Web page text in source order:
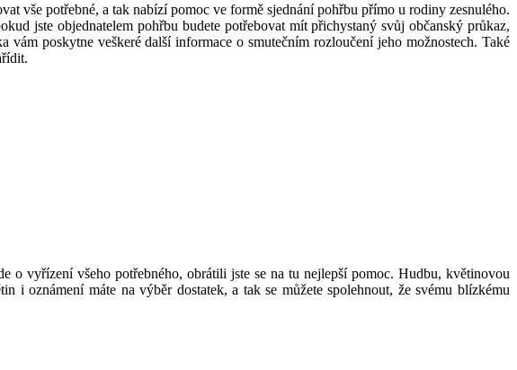
vše potřebné, a tak nabízí pomoc ve formě sjednání pohřbu přímo u rodiny zesnulého.
jste objednatelem pohřbu budete potřebovat mít přichystaný svůj občanský průkaz,
poskytne veškeré další informace o smutečním rozloučení jeho možnostech. Také
o vyřízení všeho potřebného, obrátili jste se na tu nejlepší pomoc. Hudbu, květinovou
oznámení máte na výběr dostatek, a tak se můžete spolehnout, že svému blízkému